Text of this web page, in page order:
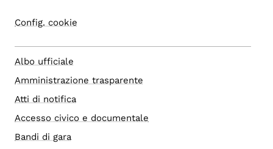
Config. cookie
Albo ufficiale
Amministrazione trasparente
Atti di notifica
Accesso civico e documentale
Bandi di gara